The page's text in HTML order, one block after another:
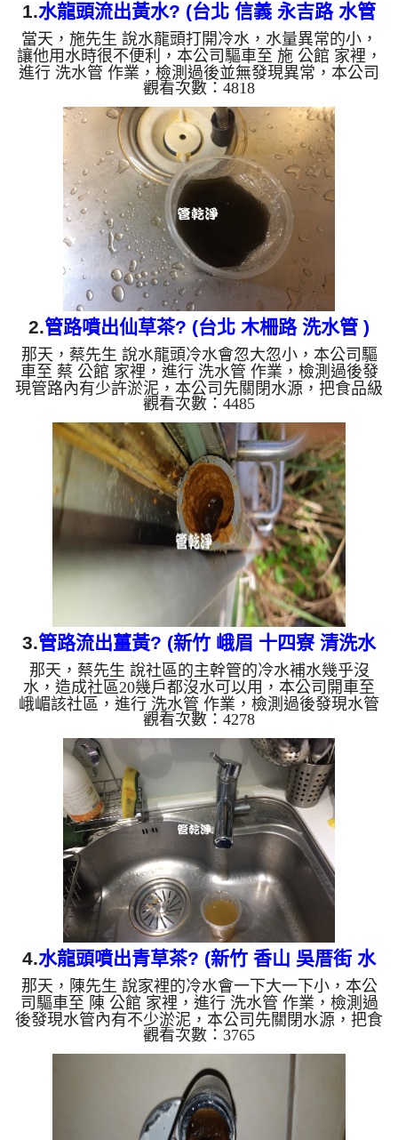
1.水龍頭流出黃水? (台北 信義 永吉路 水管
清洗 )
當天，施先生 說水龍頭打開冷水，水量異常的小，
讓他用水時很不便利，本公司驅車至 施 公館 家裡，
進行 洗水管 作業，檢測過後並無發現異常，本公司
先關閉水源，把食品級 檸檬酸 溶液注入水管，靜置
約15分鐘，再用 高周波清洗機 ，把水管內壁污垢沖
出來，一開始沒想到洗出來的水呈現亮黃色，看起來
跟尿尿一樣，施先生看了看，說怎麼這麼鮮豔，而且
味道這麼難聞，直說房子才20年而已，水管裡面怎麼
噴出這些顏色的水？ 如是自來水，如水管老化，會
產生鐵鏽跟泥沙堆積，洗出來的水就會是咖啡色，地
下水含有氧化錳，管壁...
觀看次數：4818
2.管路噴出仙草茶? (台北 木柵路 洗水管 )
那天，蔡先生 說水龍頭冷水會忽大忽小，本公司驅
車至 蔡 公館 家裡，進行 洗水管 作業，檢測過後發
現管路內有少許淤泥，本公司先關閉水源，把食品級
檸檬酸 溶液注入水管，靜置約20分鐘，再用 高周波
清洗機 ，把水管內壁污垢沖出來，一開始沒想到洗
出來的水呈現青黑色，看起來跟仙草茶一樣，自來水
還洗出黑色，蔡先生驚呆了，直說房子才10年而已，
水管怎麼這麼髒？ 如是自來水，如水管老化，會產
生鐵鏽跟泥沙堆積，洗出來的水就會是咖啡色，地下
水含有氧化錳，管壁上會結成黑色管垢，洗出來的水
會跟石油一樣黑，有些...
觀看次數：4485
3.管路流出薑黃? (新竹 峨眉 十四寮 清洗水
管 )
那天，蔡先生 說社區的主幹管的冷水補水幾乎沒
水，造成社區20幾戶都沒水可以用，本公司開車至
峨嵋該社區，進行 洗水管 作業，檢測過後發現水管
內滿是紅色淤泥，且該社區是用地下水，水井至水塔
管路約200多公尺高度約40公尺，安裝高周波水管清
洗機過程中，因水井的抽水馬達馬力很大，但是管路
塞滿紅色淤泥，水根本推不上去，還一度爆管，本工
司改以特殊工法，沒想到還是沒用，因管路距離太長
及太高，本公司研發出創新工法來清洗水管，才把食
品級 檸檬酸 溶液注入水管，靜置約20分鐘，再用 高
周波清洗機 ，把水管內壁污垢...
觀看次數：4278
4.水龍頭噴出青草茶? (新竹 香山 吳厝街 水
管清洗)
那天，陳先生 說家裡的冷水會一下大一下小，本公
司驅車至 陳 公館 家裡，進行 洗水管 作業，檢測過
後發現水管內有不少淤泥，本公司先關閉水源，把食
品級 檸檬酸 溶液注入水管，靜置約20分鐘，再用 高
周波清洗機 ，把水管內壁污垢沖出來，一開始沒想
到洗出來的水呈現米白混濁，看起來跟清草茶一樣，
陳先生傻眼，直說房子才15年而已，水管裡面怎麼髒
成這樣？ 如是自來水，如水管老化，會產生鐵鏽跟
泥沙堆積，洗出來的水就會是咖啡色，地下水含有氧
觀看次數：3765